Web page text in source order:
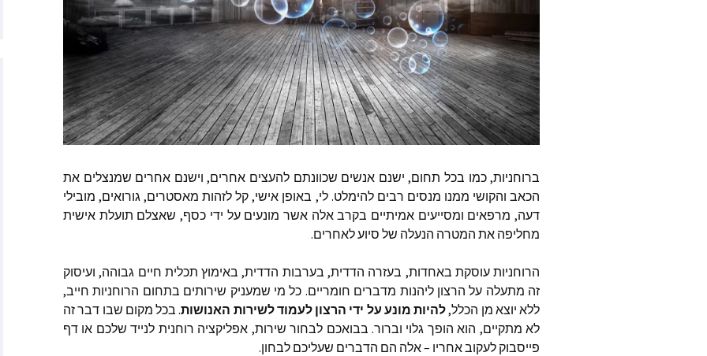
רומי וייזר
ד״ר מריה האטני
דונה אשוורת׳
סליה פן מאתר Starchild
טהליה האנטר
דיאן קת׳רין מאתר
Empaths Empowered
פמלה קריב – מתקשרת
את ישוע, מרים המגדלית
ואימא אדמה
ג׳ף בראון – הגיגים
ברוחניות,כמו בכל תחום, ישנם אנשים שכוונתם להעצים אחרים, וישנם אחרים שמנצלים את
הכאב והקושי ממנו מנסים רבים להימלט.לי, באופן אישי, קל לזהות מאסטרים, גורואים, מובילי
דעה, מרפאים ומסייעים אמיתיים בקרב אלה אשר מונעים על ידי כסף, שאצלם תועלת אישית
מחליפה את המטרה הנעלה של סיועלאחרים.
הרוחניות עוסקת באחדות, בעזרה הדדית, בערבות הדדית, באימוץ תכלית חיים גבוהה, ועיסוק
זה מתעלה על הרצון ליהנות מדברים חומריים. כל מי שמעניק שירותים בתחום הרוחניות חייב,
ללא יוצא מן הכלל,להיות מונע על ידי הרצון לעמודלשירות האנושות. בכל מקום שבו דברזה
לא מתקיים, הוא הופך גלוי וברור. בבואכם לבחור שירות, אפליקציה רוחנית לנייד שלכם או דף
פייסבוק לעקובאחריו –אלה הם הדברים שעליכם לבחון.